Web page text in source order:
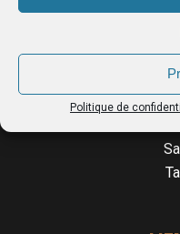
Politique de
choisies
la
LE